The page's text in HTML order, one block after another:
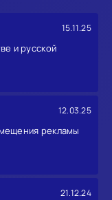
15.11.25
и русской
12.03.25
рекламы
21.12.24